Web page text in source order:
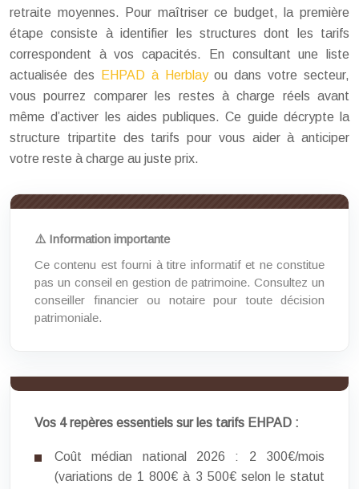
retraite moyennes. Pour maîtriser ce budget, la première
étape consiste à identifier les structures dont les tarifs
correspondent à vos capacités. En consultant une liste
actualisée des
EHPAD à Herblayou dans votre secteur,
vous pourrez comparer les restes à charge réels avant
même d’activer les aides publiques. Ce guide décrypte la
structure tripartite des tarifs pour vous aider à anticiper
votre reste à charge au juste prix.
⚠️ Information importante
Ce contenu est fourni à titre informatif et ne constitue
pas un conseil en gestion de patrimoine. Consultez un
conseiller financier ou notaire pour toute décision
patrimoniale.
Vos 4 repères essentiels sur les tarifs EHPAD :
Coût médian national 2026 : 2 300€/mois
(variations de 1 800€ à 3 500€ selon le statut